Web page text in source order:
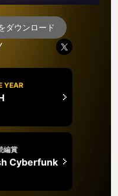
ダウンロード
YEAR
編賞
Cyberfunk